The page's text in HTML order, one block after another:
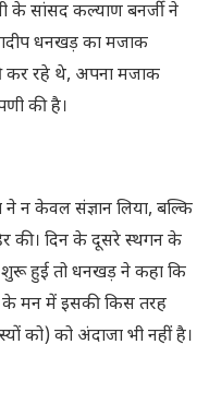
के सांसद कल्याण बनर्जी ने
धनखड़ का मजाक
कर रहे थे, अपना मजाक
की है।
न केवल संज्ञान लिया, बल्कि
की। दिन के दूसरे स्थगन के
शुरू हुई तो धनखड़ ने कहा कि
के मन में इसकी किस तरह
को) को अंदाजा भी नहीं है।